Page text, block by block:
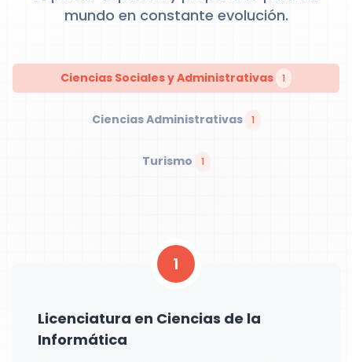
mundo en constante evolución.
Ciencias Sociales y Administrativas 1
Ciencias Administrativas 1
Turismo 1
1
Licenciatura en Ciencias de la
Informática